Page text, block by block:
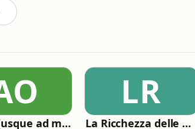
Ab ovo (usque ad mala)
LR
La Ricchezza delle Nazioni